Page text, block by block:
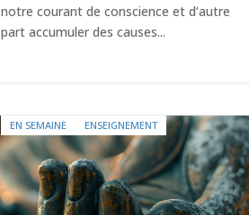
notre courant de conscience et d’autre
part accumuler des causes...
EN SEMAINE ENSEIGNEMENT